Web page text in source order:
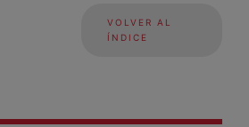
VOLVER AL
ÍNDICE